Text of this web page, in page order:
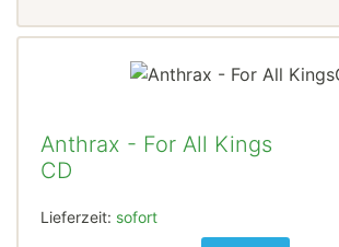
Anthrax - For All Kings
CD
Lieferzeit: sofort